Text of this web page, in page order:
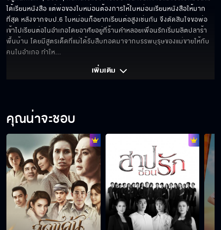
ได้เรียนหนังสือ แต่พ่อของใบหม่อนต้องการให้ใบหม่อนเรียนหนังสือให้มาก
ที่สุด หลังจากจบป.6 ใบหม่อนก็อยากเรียนต่อสูงเช่นกัน จึงตัดสินใจขอพ่อ
เข้าไปเรียนต่อในอำเภอโดยอาศัยอยู่ที่ร้านคำหลอยเพื่อนรักเริ่มผลิตปลาร้า
พื้นบ้าน โดยมีสูตรเด็ดที่แม่ได้รับสืบทอดมาจากบรรพบุรุษของแม่ขายให้กับ
คนในอำเภอ ทำให...
เพิ่มเติม
คุณน่าจะชอบ